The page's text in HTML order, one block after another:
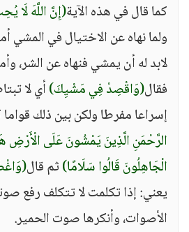
كما قال في هذه الآية(إِنَّ اللَّهَ لَا
ولما نهاه عن الاختيال في المشي
لابد له أن يمشي فنهاه عن الشر،
فقال(وَاقْصِدْ فِي مَشْيِكَ)أي لا
إسراعا مفرطا ولكن بين ذلك قواما
الرَّحْمَنِ الَّذِينَ يَمْشُونَ عَلَى الْأَرْضِ
الْجَاهِلُونَ قَالُوا سَلَامًا)ثم قال
يعني: إذا تكلمت لا تتكلف رفع
الأصوات، وأنكرها صوت الحمير.